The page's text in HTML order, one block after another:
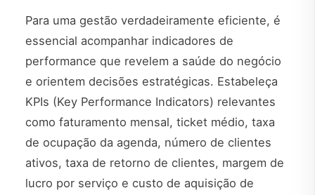
Para uma gestão verdadeiramente eficiente, é
essencial acompanhar indicadores de
performance que revelem a saúde do negócio
e orientem decisões estratégicas. Estabeleça
KPIs (Key Performance Indicators) relevantes
como faturamento mensal, ticket médio, taxa
de ocupação da agenda, número de clientes
ativos, taxa de retorno de clientes, margem de
lucro por serviço e custo de aquisição de